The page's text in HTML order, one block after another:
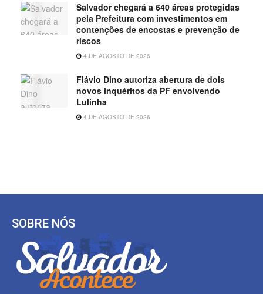
Salvador chegará a 640 áreas protegidas
pela Prefeitura com investimentos em
contenções de encostas e prevenção de
riscos
4 DE AGOSTO DE 2026
Flávio Dino autoriza abertura de dois
novos inquéritos da PF envolvendo
Lulinha
4 DE AGOSTO DE 2026
SOBRE NÓS